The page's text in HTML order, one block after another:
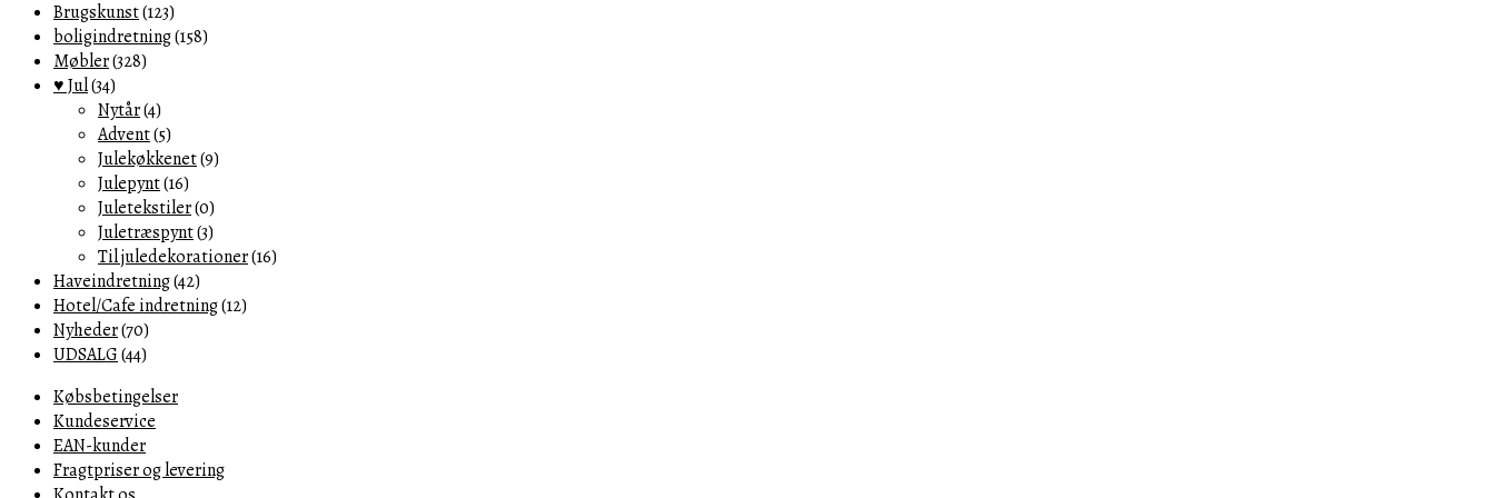
Brugskunst(123)
boligindretning(158)
Møbler(328)
♥ Jul(34)
Nytår(4)
Advent(5)
Julekøkkenet(9)
Julepynt(16)
Juletekstiler(0)
Juletræspynt(3)
Til juledekorationer(16)
Haveindretning(42)
Hotel/Cafe indretning(12)
Nyheder(70)
UDSALG(44)
Købsbetingelser
Kundeservice
EAN-kunder
Fragtpriser og levering